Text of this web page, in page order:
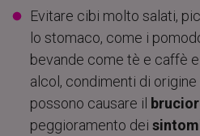
Evitare cibi molto salati,
lo stomaco, come i
bevande come tè e caffè
alcol, condimenti di origine
possono causare il
peggioramento dei